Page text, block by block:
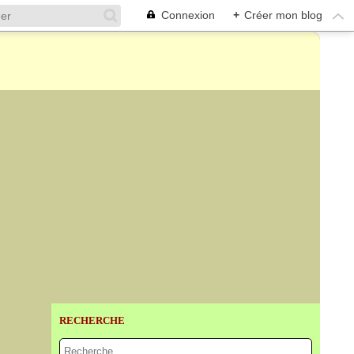
Connexion + Créer mon blog
RECHERCHE